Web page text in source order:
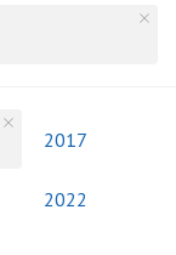
2017
2022